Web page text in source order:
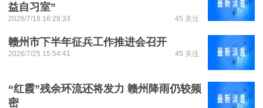
益自习室”
2026/7/18 16:29:33 45 关注
赣州市下半年征兵工作推进会召开
2026/7/25 15:54:41 45 关注
“红霞”残余环流还将发力 赣州降雨仍较频
密